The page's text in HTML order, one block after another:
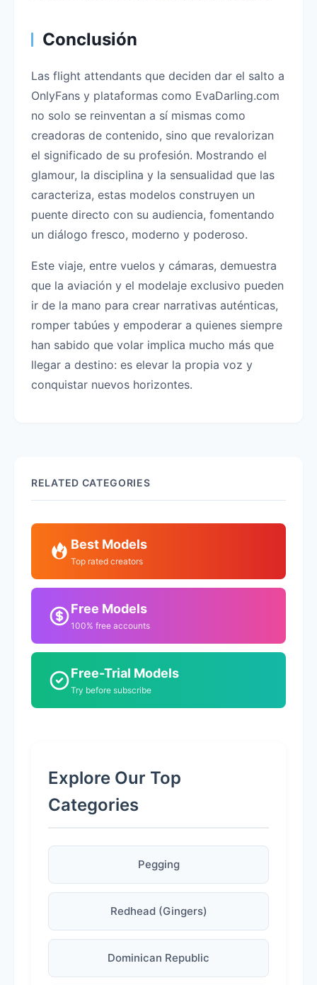
Conclusión
Las flight attendants que deciden dar el salto a
OnlyFans y plataformas como EvaDarling.com
no solo se reinventan a sí mismas como
creadoras de contenido, sino que revalorizan
el significado de su profesión. Mostrando el
glamour, la disciplina y la sensualidad que las
caracteriza, estas modelos construyen un
puente directo con su audiencia, fomentando
un diálogo fresco, moderno y poderoso.
Este viaje, entre vuelos y cámaras, demuestra
que la aviación y el modelaje exclusivo pueden
ir de la mano para crear narrativas auténticas,
romper tabúes y empoderar a quienes siempre
han sabido que volar implica mucho más que
llegar a destino: es elevar la propia voz y
conquistar nuevos horizontes.
RELATED CATEGORIES
Best Models
Top rated creators
Free Models
100% free accounts
Free-Trial Models
Try before subscribe
Explore Our Top
Categories
Pegging
Redhead (Gingers)
Dominican Republic